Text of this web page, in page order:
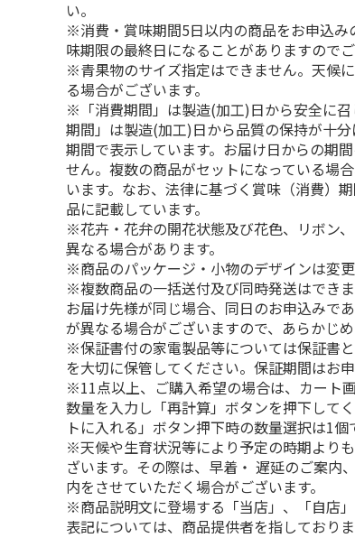
い。
※消費・賞味期間5日以内の商品をお申込み
味期限の最終日になることがありますのでご
※青果物のサイズ指定はできません。天候
る場合がございます。
※「消費期間」は製造(加工)日から安全に
期間」は製造(加工)日から品質の保持が十
期間で表示しています。お届け日からの期
せん。複数の商品がセットになっている場
います。なお、法律に基づく賞味（消費）
品に記載しています。
※花卉・花弁の開花状態及び花色、リボン
異なる場合があります。
※商品のパッケージ・小物のデザインは変更
※複数商品の一括送付及び同時発送はでき
お届け先様が同じ場合、同日のお申込みで
が異なる場合がございますので、あらかじめ
※保証書付の家電製品等については保証書
を大切に保管してください。保証期間はお
※11点以上、ご購入希望の場合は、カート
数量を入力し「再計算」ボタンを押下して
トに入れる」ボタン押下時の数量選択は1個
※天候や生育状況等により予定の時期より
ざいます。その際は、早着・ 遅延のご案内
内をさせていただく場合がございます。
※商品説明文に登場する「当店」、「自店
表記については、商品提供者を指しておりま